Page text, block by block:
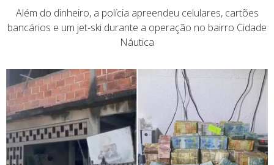
Além do dinheiro, a polícia apreendeu celulares, cartões
bancários e um jet-ski durante a operação no bairro Cidade
Náutica